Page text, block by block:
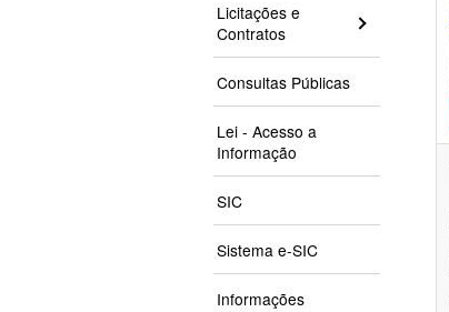
Licitações e
Contratos
Consultas Públicas
Lei - Acesso a
Informação
SIC
Sistema e-SIC
Informações